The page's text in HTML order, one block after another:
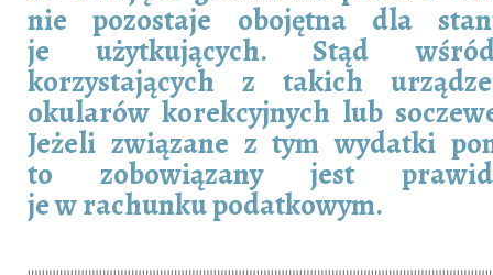
nie pozostaje obojętna dla
je użytkujących. Stąd
korzystających z takich
okularów korekcyjnych lub
Jeżeli związane z tym wydatki
to zobowiązany jest
je w rachunku podatkowym.